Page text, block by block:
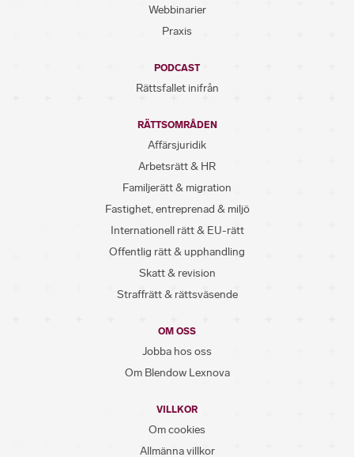
Webbinarier
Praxis
PODCAST
Rättsfallet inifrån
RÄTTSOMRÅDEN
Affärsjuridik
Arbetsrätt & HR
Familjerätt & migration
Fastighet, entreprenad & miljö
Internationell rätt & EU-rätt
Offentlig rätt & upphandling
Skatt & revision
Straffrätt & rättsväsende
OM OSS
Jobba hos oss
Om Blendow Lexnova
VILLKOR
Om cookies
Allmänna villkor